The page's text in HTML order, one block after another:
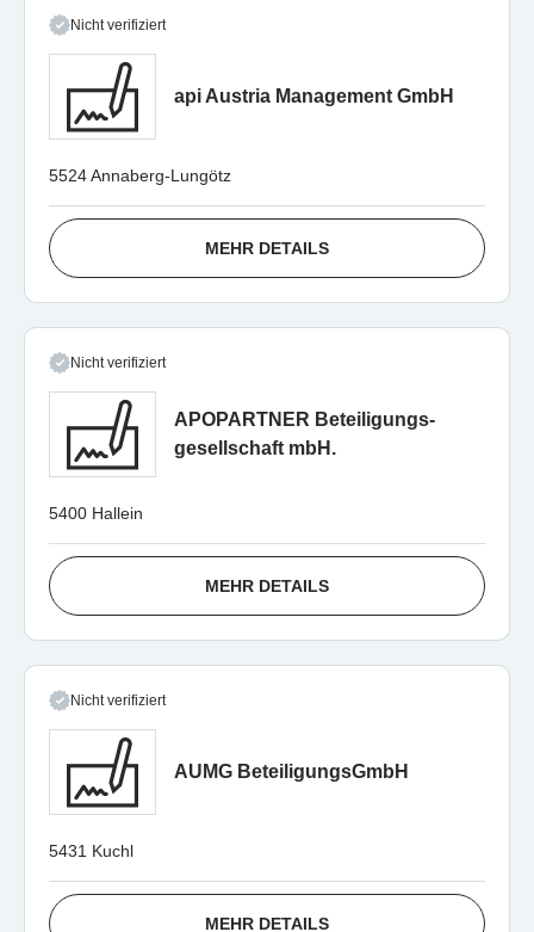
Nicht verifiziert
api Austria Management GmbH
5524 Annaberg-Lungötz
MEHR DETAILS
Nicht verifiziert
APOPARTNER Beteiligungs-
gesellschaft mbH.
5400 Hallein
MEHR DETAILS
Nicht verifiziert
AUMG BeteiligungsGmbH
5431 Kuchl
MEHR DETAILS